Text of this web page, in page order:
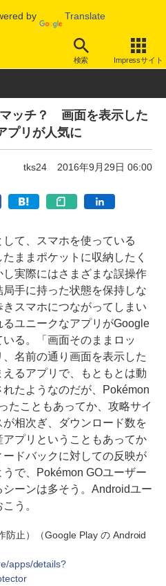
by Translate
検索 Impressサイト
ッチ？ 画面を表示した
プリが人気に
tks24 2016年9月29日 06:00
て、スマホを使っている
ままポケットに収納したく
実際にはさまざまな誤操作
手に持った状態を保持しな
スマホにつながってしまい
ユニークなアプリがGoogle
る。「画面そのままロッ
名前の通り画面を表示した
るアプリで、もともとは動
たようなのだが、Pokémon
たこともあってか、攻略サイ
が相次ぎ、ダウンロード数を
プリということもあってか
ドバックに対しての反映が
で、Pokémon GOユーザー
ーンは多そう。Androidユー
う。
防止）（Google Play の Android
apps/details?